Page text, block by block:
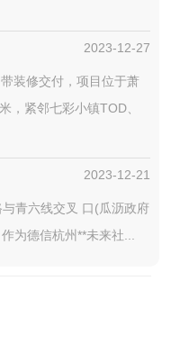
2023-12-27
装修交付，项目位于萧
，紧邻七彩小镇TOD、
2023-12-21
青六线交叉 口(瓜沥政府
为德信杭州**未来社...